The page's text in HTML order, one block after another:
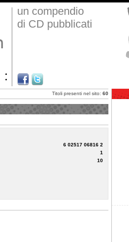
un compendio
di CD pubblicati
Titoli presenti nel sito: 60
6 02517 06816 2
1
10